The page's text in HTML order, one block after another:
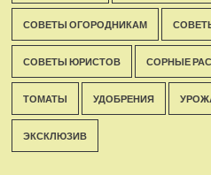
СОВЕТЫ ОГОРОДНИКАМ
СОВЕТЫ ЮРИСТОВ СОРНЫЕ
ТОМАТЫ УДОБРЕНИЯ
ЭКСКЛЮЗИВ